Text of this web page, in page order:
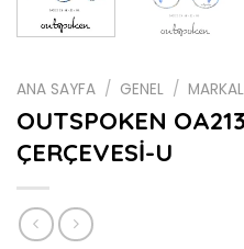
ANA SAYFA / GENEL /
OUTSPOKEN
ÇERÇEVESİ-U